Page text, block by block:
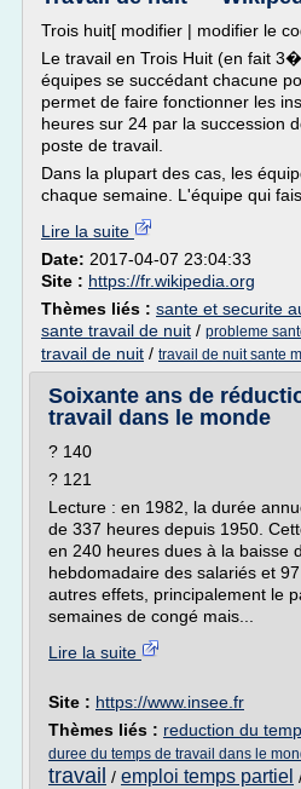
Trois huit[ modifier | modifier le
Le travail en Trois Huit (en fait
équipes se succédant chacune
permet de faire fonctionner les
heures sur 24 par la succession
poste de travail.
Dans la plupart des cas, les
chaque semaine. L'équipe qui
Lire la suite
Date: 2017-04-07 23:04:33
Site : https://fr.wikipedia.org
Thèmes liés : sante et securite
sante travail de nuit / probleme
travail de nuit / travail de nuit sante
Soixante ans de
travail dans le monde
? 140
? 121
Lecture : en 1982, la durée
de 337 heures depuis 1950.
en 240 heures dues à la baisse
hebdomadaire des salariés et
autres effets, principalement le
semaines de congé mais...
Lire la suite
Site : https://www.insee.fr
Thèmes liés : reduction du
duree du temps de travail dans le
travail / emploi temps partiel